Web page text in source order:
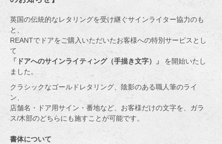
英国の伝統的なレタリングを受け継ぐサインライター協力のも
と、
REANTでドアをご購入いただいたお客様への特別サービスとし
て
「ドアへのサインライティング（手描き文字）」
を開始いたし
ました。
クラシックなゴールドレタリング、陰影のある職人筆のライ
ン、
店舗名・ドア用サイン・番地など、お客様だけの文字を、ガラ
ス/木部のどちらにも施すことが可能です。
書体について